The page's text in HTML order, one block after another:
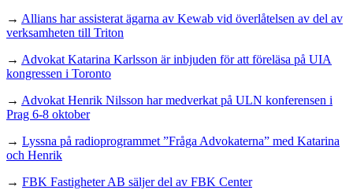
→ Allians har assisterat ägarna av Kewab vid överlåtelsen av del av
verksamheten till Triton
→ Advokat Katarina Karlsson är inbjuden för att föreläsa på UIA
kongressen i Toronto
→ Advokat Henrik Nilsson har medverkat på ULN konferensen i
Prag 6-8 oktober
→ Lyssna på radioprogrammet ”Fråga Advokaterna” med Katarina
och Henrik
→ FBK Fastigheter AB säljer del av FBK Center